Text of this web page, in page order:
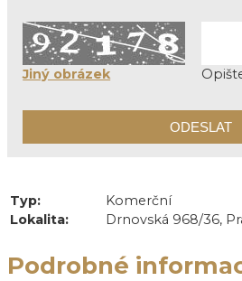
Jiný obrázek
Typ:
Komerční
Lokalita:
Drnovská 968/36,
Podrobné